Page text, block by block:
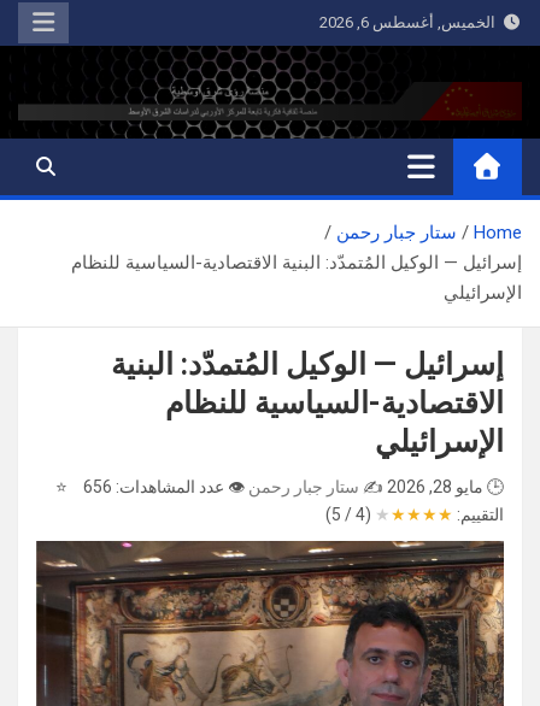
Skip
to
الخميس, أغسطس 6, 2026
رؤى شرق أوسطية
منصة ثقافية فكرية تابعة للمركز الأوربي لدراسات الشرق الأوسط
Home
ستار جبار رحمن
إسرائيل — الوكيل المُتمدّد: البنية الاقتصادية-السياسية للنظام
الإسرائيلي
إسرائيل — الوكيل المُتمدّد: البنية
الاقتصادية-السياسية للنظام
الإسرائيلي
🕒 مايو 28, 2026 ✍️ ستار جبار رحمن 👁️ عدد المشاهدات: 656
⭐
التقييم: ★
★
★
★
★
(4 / 5)